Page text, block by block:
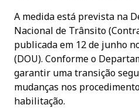
A medida está prevista na
Nacional de Trânsito
publicada em 12 de junho
(DOU). Conforme o
garantir uma transição
mudanças nos
habilitação.